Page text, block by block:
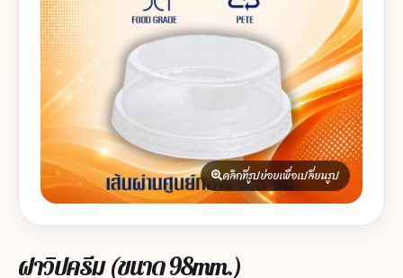
คลิกที่รูปย่อยเพื่อเปลี่ยนรูป
ฝาวิปครีม (ขนาด 98mm.)